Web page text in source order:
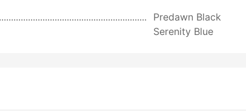
Predawn Black
Serenity Blue